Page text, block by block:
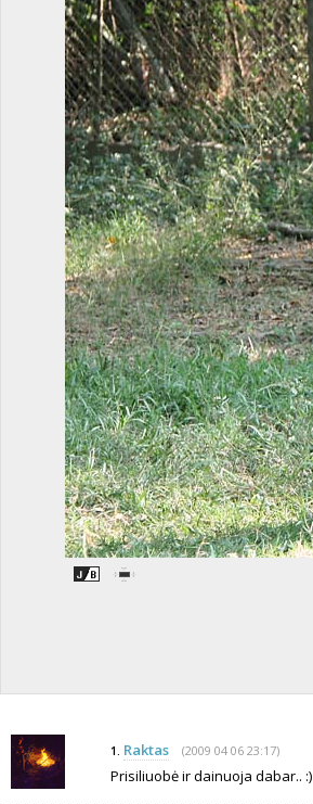
1. Raktas (2009 04 06 23:17)
Prisiliuobė ir dainuoja dabar.. :)